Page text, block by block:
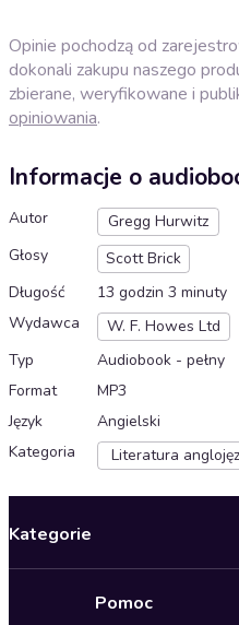
Opinie pochodzą od
dokonali zakupu naszego
zbierane, weryfikowane i
opiniowania.
Informacje o
Autor
Gregg Hurwitz
Głosy
Scott Brick
Długość
13 godzin 3 minuty
Wydawca
W. F. Howes Ltd
Typ
Audiobook - pełny
Format
MP3
Język
Angielski
Kategoria
Literatura
Kategorie
Pomoc